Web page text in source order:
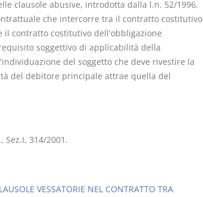
clausole abusive, introdotta dalla l.n. 52/1996.
che intercorre tra il contratto costitutivo
contratto costitutivo dell'obbligazione
soggettivo di applicabilità della
del soggetto che deve rivestire la
del debitore principale attrae quella del
Sez.I, 314/2001.
VESSATORIE NEL CONTRATTO TRA